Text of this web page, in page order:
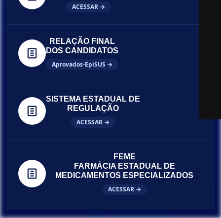
ACESSAR →
RELAÇÃO FINAL
DOS CANDIDATOS
Aprovados-EpiSUS →
SISTEMA ESTADUAL DE
REGULAÇÃO
ACESSAR →
FEME
FARMÁCIA ESTADUAL DE
MEDICAMENTOS ESPECIALIZADOS
ACESSAR →